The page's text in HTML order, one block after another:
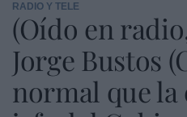
RADIO Y TELE
(Oído en
Jorge Bustos
normal que la